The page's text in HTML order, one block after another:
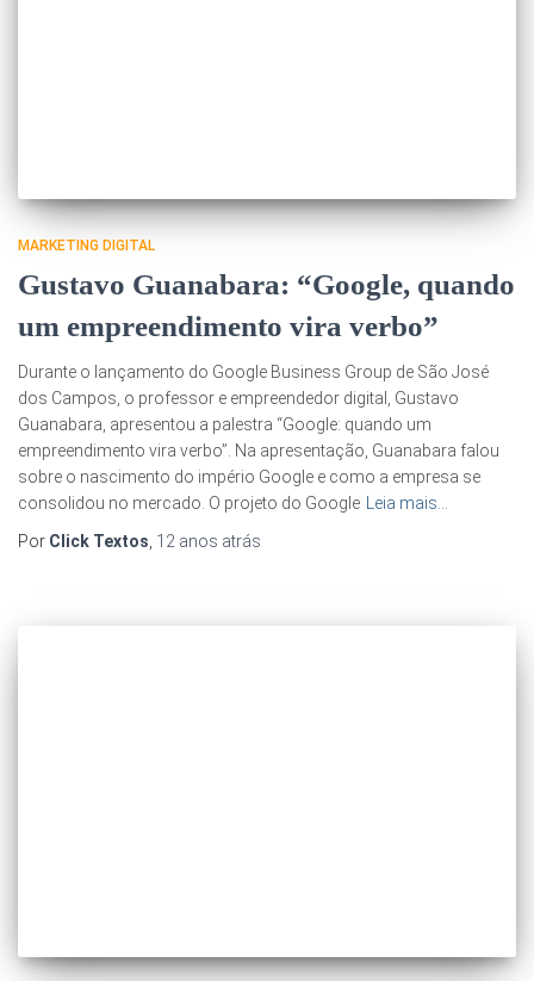
MARKETING DIGITAL
Gustavo Guanabara: “Google, quando
um empreendimento vira verbo”
Durante o lançamento do Google Business Group de São José
dos Campos, o professor e empreendedor digital, Gustavo
Guanabara, apresentou a palestra “Google: quando um
empreendimento vira verbo”. Na apresentação, Guanabara falou
sobre o nascimento do império Google e como a empresa se
consolidou no mercado. O projeto do Google
Leia mais…
Por Click Textos 12 anos atrás